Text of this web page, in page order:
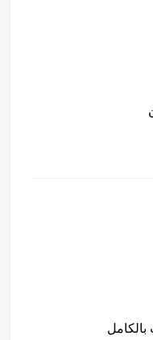
بالكامل